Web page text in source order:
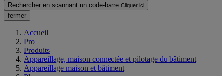
Rechercher en scannant un code-barre Cliquer ici
fermer
Accueil
Pro
Produits
Appareillage, maison connectée et pilotage du bâtiment
Appareillage maison et bâtiment